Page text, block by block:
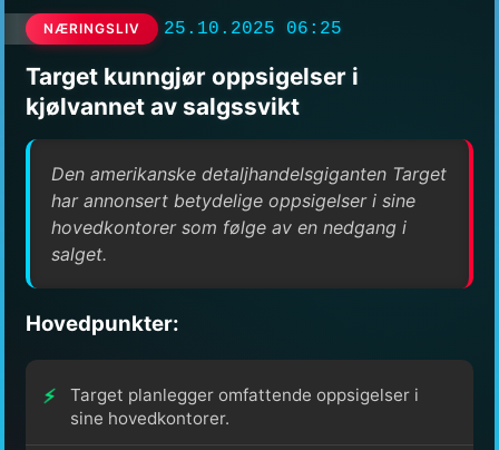
NÆRINGSLIV 25.10.2025 06:25
Target kunngjør oppsigelser i
kjølvannet av salgssvikt
Den amerikanske detaljhandelsgiganten Target
har annonsert betydelige oppsigelser i sine
hovedkontorer som følge av en nedgang i
salget.
Hovedpunkter:
Target planlegger omfattende oppsigelser i
sine hovedkontorer.